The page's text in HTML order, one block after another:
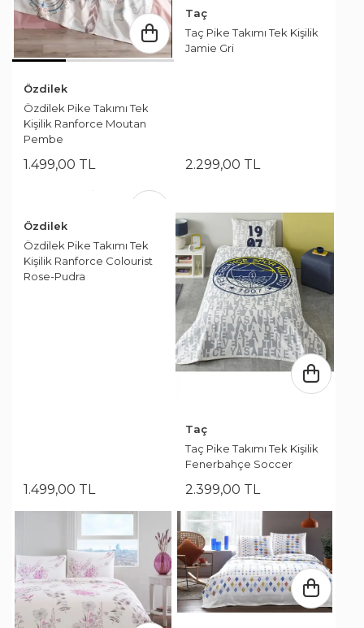
Özdilek
Özdilek Pike Takımı Tek
Kişilik Ranforce Moutan
Pembe
1.499,00 TL
Taç
Taç Pike Takımı Tek Kişilik
Jamie Gri
2.299,00 TL
Özdilek
Özdilek Pike Takımı Tek
Kişilik Ranforce Colourist
Rose-Pudra
1.499,00 TL
Taç
Taç Pike Takımı Tek Kişilik
Fenerbahçe Soccer
2.399,00 TL